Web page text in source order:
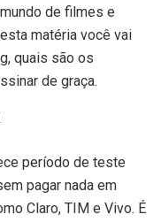
de filmes e
matéria você vai
quais são os
de graça.
período de teste
pagar nada em
Claro, TIM e Vivo. É